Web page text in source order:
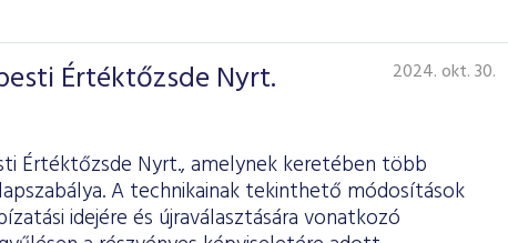
Értéktőzsde Nyrt.
2024. okt. 30.
Értéktőzsde Nyrt., amelynek keretében több
A technikainak tekinthető módosítások
idejére és újraválasztására vonatkozó